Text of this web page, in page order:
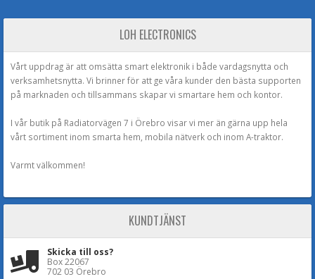
LOH ELECTRONICS
Vårt uppdrag är att omsätta smart elektronik i både vardagsnytta och
verksamhetsnytta. Vi brinner för att ge våra kunder den bästa supporten
på marknaden och tillsammans skapar vi smartare hem och kontor.
I vår butik på Radiatorvägen 7 i Örebro visar vi mer än gärna upp hela
vårt sortiment inom smarta hem, mobila nätverk och inom A-traktor.
Varmt välkommen!
KUNDTJÄNST
Skicka till oss?
Box 22067
702 03 Örebro